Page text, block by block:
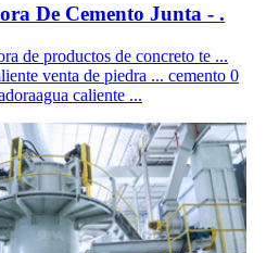
De Cemento Junta - .
de productos de concreto te ...
venta de piedra ... cemento 0
caliente ...